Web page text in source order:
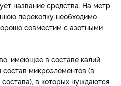
название средства. На метр
перекопку необходимо
совместим с азотными
имеющее в составе калий,
микроэлементов (в
в которых нуждаются